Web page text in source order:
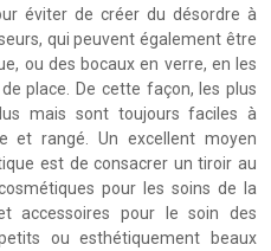
éviter de créer du désordre à
qui peuvent également être
ou des bocaux en verre, en les
place. De cette façon, les plus
mais sont toujours faciles à
et rangé. Un excellent moyen
est de consacrer un tiroir au
pour les soins de la
accessoires pour le soin des
ou esthétiquement beaux